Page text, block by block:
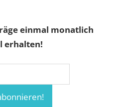
einmal monatlich
erhalten!